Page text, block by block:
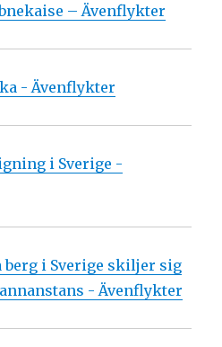
– Ävenflykter
- Ävenflykter
i Sverige -
berg i Sverige skiljer sig
- Ävenflykter